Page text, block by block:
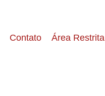
Contato Área Restrita